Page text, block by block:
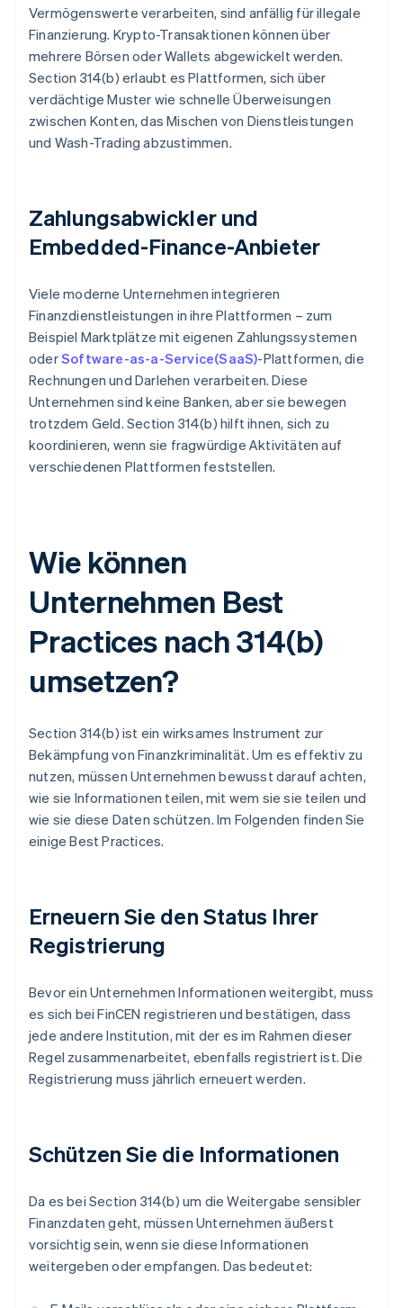
Vermögenswerte verarbeiten, sind anfällig für illegale
Finanzierung. Krypto-Transaktionen können über
mehrere Börsen oder Wallets abgewickelt werden.
Section 314(b) erlaubt es Plattformen, sich über
verdächtige Muster wie schnelle Überweisungen
zwischen Konten, das Mischen von Dienstleistungen
und Wash-Trading abzustimmen.
Zahlungsabwickler und
Embedded-Finance-Anbieter
Viele moderne Unternehmen integrieren
Finanzdienstleistungen in ihre Plattformen – zum
Beispiel Marktplätze mit eigenen Zahlungssystemen
oderSoftware-as-a-Service(SaaS)-Plattformen, die
Rechnungen und Darlehen verarbeiten. Diese
Unternehmen sind keine Banken, aber sie bewegen
trotzdem Geld. Section 314(b) hilft ihnen, sich zu
koordinieren, wenn sie fragwürdige Aktivitäten auf
verschiedenen Plattformen feststellen.
Wie können
Unternehmen Best
Practices nach 314(b)
umsetzen?
Section 314(b) ist ein wirksames Instrument zur
Bekämpfung von Finanzkriminalität. Um es effektiv zu
nutzen, müssen Unternehmen bewusst darauf achten,
wie sie Informationen teilen, mit wem sie sie teilen und
wie sie diese Daten schützen. Im Folgenden finden Sie
einige Best Practices.
Erneuern Sie den Status Ihrer
Registrierung
Bevor ein Unternehmen Informationen weitergibt, muss
es sich bei FinCEN registrieren und bestätigen, dass
jede andere Institution, mit der es im Rahmen dieser
Regel zusammenarbeitet, ebenfalls registriert ist. Die
Registrierung muss jährlich erneuert werden.
Schützen Sie die Informationen
Da es bei Section 314(b) um die Weitergabe sensibler
Finanzdaten geht, müssen Unternehmen äußerst
vorsichtig sein, wenn sie diese Informationen
weitergeben oder empfangen. Das bedeutet: